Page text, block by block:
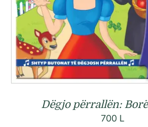
Dëgjo përrallën:
700 L